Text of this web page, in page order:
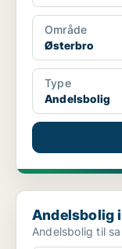
Område
Østerbro
Type
Andelsbolig
Andelsbolig i
Andelsbolig